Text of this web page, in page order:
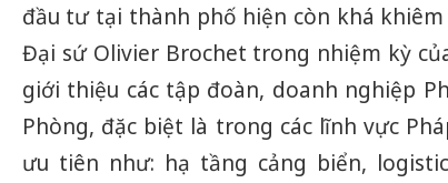
đầu tư tại thành phố hiện còn khá
Đại sứ Olivier Brochet trong nhiệm kỳ
giới thiệu các tập đoàn, doanh nghiệp
Phòng, đặc biệt là trong các lĩnh vực
ưu tiên như: hạ tầng cảng biển,